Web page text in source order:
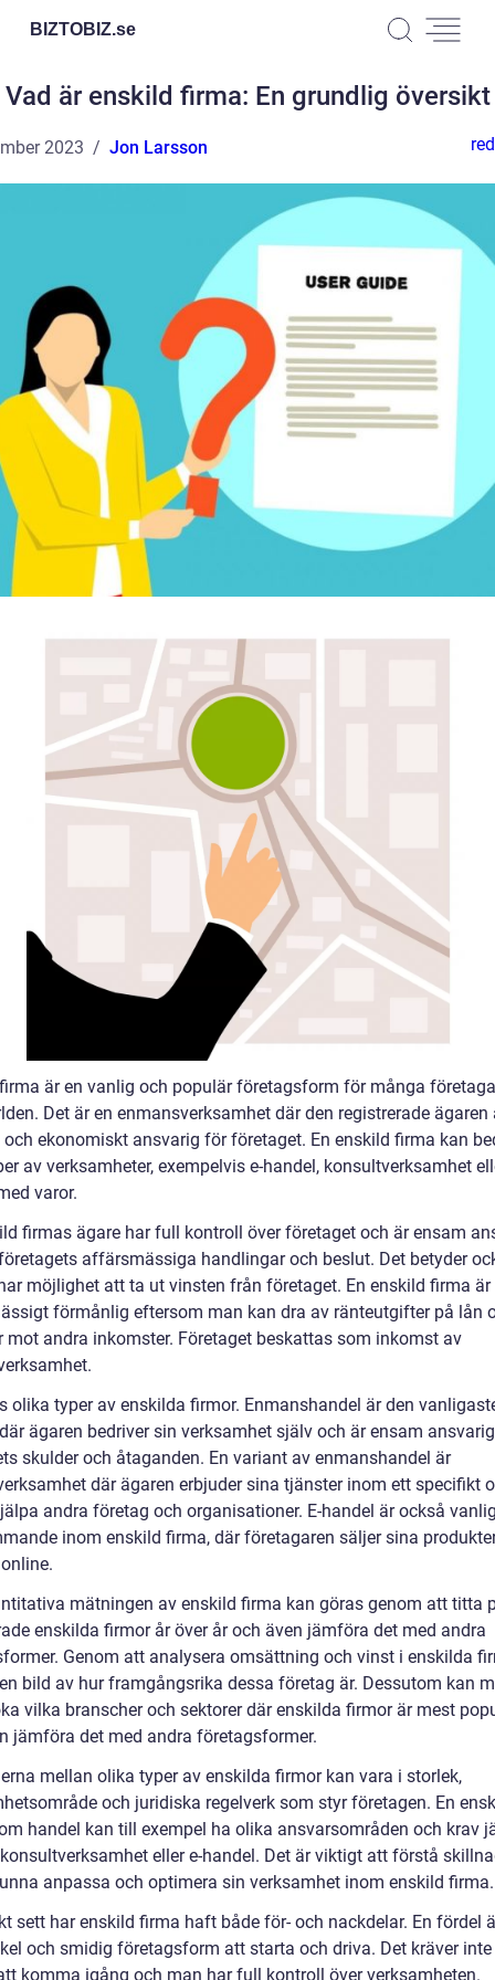
BIZTOBIZ.se
Vad är enskild firma: En grundlig översikt
2023 Jon Larsson
är en vanlig och populär företagsform för många
Det är en enmansverksamhet där den registrerade ägaren
ekonomiskt ansvarig för företaget. En enskild firma kan
av verksamheter, exempelvis e-handel, konsultverksamhet
varor.
firmas ägare har full kontroll över företaget och är ensam
affärsmässiga handlingar och beslut. Det betyder
möjlighet att ta ut vinsten från företaget. En enskild firma är
förmånlig eftersom man kan dra av ränteutgifter på lån
mot andra inkomster. Företaget beskattas som inkomst av
olika typer av enskilda firmor. Enmanshandel är den
ägaren bedriver sin verksamhet själv och är ensam
skulder och åtaganden. En variant av enmanshandel är
där ägaren erbjuder sina tjänster inom ett specifikt
andra företag och organisationer. E-handel är också
inom enskild firma, där företagaren säljer sina
mätningen av enskild firma kan göras genom att titta
enskilda firmor år över år och även jämföra det med andra
Genom att analysera omsättning och vinst i enskilda
bild av hur framgångsrika dessa företag är. Dessutom kan
vilka branscher och sektorer där enskilda firmor är mest
jämföra det med andra företagsformer.
mellan olika typer av enskilda firmor kan vara i storlek,
och juridiska regelverk som styr företagen. En
handel kan till exempel ha olika ansvarsområden och krav
eller e-handel. Det är viktigt att förstå
anpassa och optimera sin verksamhet inom enskild firma.
sett har enskild firma haft både för- och nackdelar. En fördel
och smidig företagsform att starta och driva. Det kräver
komma igång och man har full kontroll över verksamheten.